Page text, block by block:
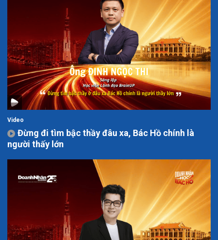
Video
Đừng đi tìm bậc thầy đâu xa, Bác Hồ chính là
người thấy lớn